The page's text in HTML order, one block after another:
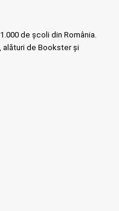
de școli din România.
alături de Bookster și